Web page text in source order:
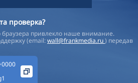
проверка?
привлекло наше внимание.
(email:wall@frankmedia.ru) передав